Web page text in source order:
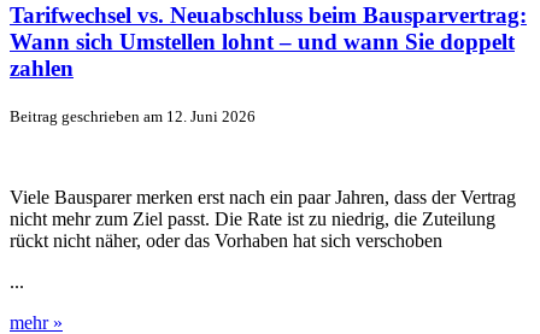
Tarifwechsel vs. Neuabschluss beim Bausparvertrag:
Wann sich Umstellen lohnt – und wann Sie doppelt
zahlen
Beitrag geschrieben am 12. Juni 2026
Viele Bausparer merken erst nach ein paar Jahren, dass der Vertrag
nicht mehr zum Ziel passt. Die Rate ist zu niedrig, die Zuteilung
rückt nicht näher, oder das Vorhaben hat sich verschoben
...
mehr »